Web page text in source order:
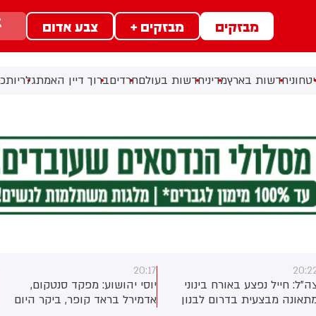
מבזקים מבזקים + צבע אדום
חדשות בארץמדיניחדשות בעולםחרדיםברוך דיין האמתגלריות
חייל נפצע באורח בינוני
מבצעית בדרום לבנון
20:17
יוסי יהושוע: מפקד סנטקום,
אדמירל בראד קופר, ביקר היום